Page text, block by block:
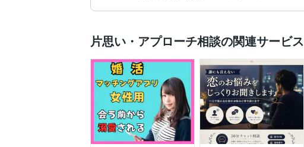
片思い・アプローチ相談の関連サービス